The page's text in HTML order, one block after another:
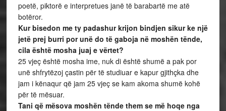
poetë, piktorë e interpretues janë të barabartë me atë
botëror.
Kur bisedon me ty padashur krijon bindjen sikur ke një
jetë prej burri por unë do të gaboja në moshën tënde,
cila është mosha juaj e vërtet?
25 vjeç është mosha ime, nuk di është shumë a pak por
unë shfrytëzoj çastin për të studiuar e kapur gjithçka dhe
jam i kënaqur që jam 25 vjeç se kam akoma shumë kohë
për të mësuar.
Tani që mësova moshën tënde them se më hoqe nga